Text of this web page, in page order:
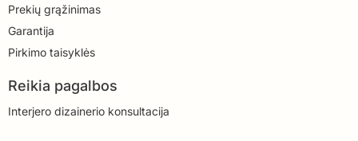
Prekių grąžinimas
Garantija
Pirkimo taisyklės
Reikia pagalbos
Interjero dizainerio konsultacija